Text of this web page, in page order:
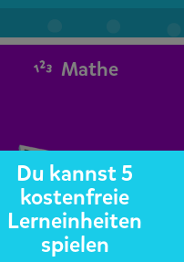
Mathe
Du kannst 5
kostenfreie
Lerneinheiten
spielen